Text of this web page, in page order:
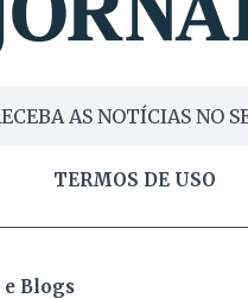
AS NOTÍCIAS NO
TERMOS DE USO
e Blogs